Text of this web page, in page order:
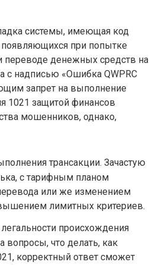
системы, имеющая код
появляющихся при попытке
переводе денежных средств на
с надписью «Ошибка QWPRC
запрет на выполнение
1021 защитой финансов
мошенников, однако,
трансакции. Зачастую
с тарифным планом
или же изменением
лимитных критериев.
происхождения
вопросы, что делать, как
корректный ответ сможет